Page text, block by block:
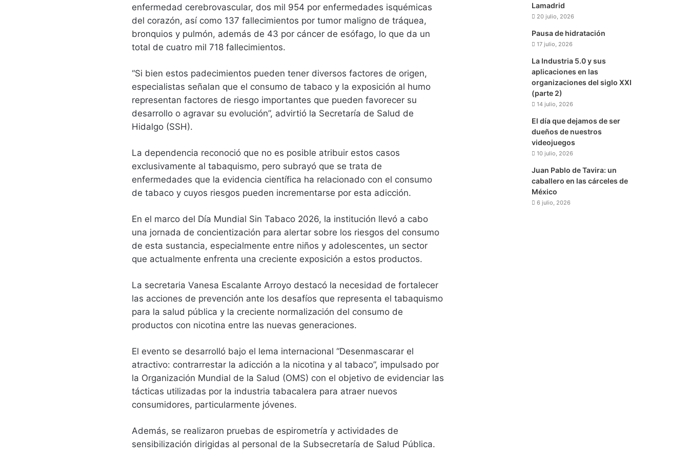
enfermedad cerebrovascular, dos mil 954 por enfermedades isquémicas
del corazón, así como 137 fallecimientos por tumor maligno de tráquea,
bronquios y pulmón, además de 43 por cáncer de esófago, lo que da un
total de cuatro mil 718 fallecimientos.
“Si bien estos padecimientos pueden tener diversos factores de origen,
especialistas señalan que el consumo de tabaco y la exposición al humo
representan factores de riesgo importantes que pueden favorecer su
desarrollo o agravar su evolución”, advirtió la Secretaría de Salud de
Hidalgo (SSH).
La dependencia reconoció que no es posible atribuir estos casos
exclusivamente al tabaquismo, pero subrayó que se trata de
enfermedades que la evidencia científica ha relacionado con el consumo
de tabaco y cuyos riesgos pueden incrementarse por esta adicción.
En el marco del Día Mundial Sin Tabaco 2026, la institución llevó a cabo
una jornada de concientización para alertar sobre los riesgos del consumo
de esta sustancia, especialmente entre niños y adolescentes, un sector
que actualmente enfrenta una creciente exposición a estos productos.
La secretaria Vanesa Escalante Arroyo destacó la necesidad de fortalecer
las acciones de prevención ante los desafíos que representa el tabaquismo
para la salud pública y la creciente normalización del consumo de
productos con nicotina entre las nuevas generaciones.
El evento se desarrolló bajo el lema internacional “Desenmascarar el
atractivo: contrarrestar la adicción a la nicotina y al tabaco”, impulsado por
la Organización Mundial de la Salud (OMS) con el objetivo de evidenciar las
tácticas utilizadas por la industria tabacalera para atraer nuevos
consumidores, particularmente jóvenes.
Además, se realizaron pruebas de espirometría y actividades de
sensibilización dirigidas al personal de la Subsecretaría de Salud Pública.
Lamadrid
20 julio, 2026
Pausa de hidratación
17 julio, 2026
La Industria 5.0 y sus
aplicaciones en las
organizaciones del siglo XXI
(parte 2)
14 julio, 2026
El día que dejamos de ser
dueños de nuestros
videojuegos
10 julio, 2026
Juan Pablo de Tavira: un
caballero en las cárceles de
México
6 julio, 2026